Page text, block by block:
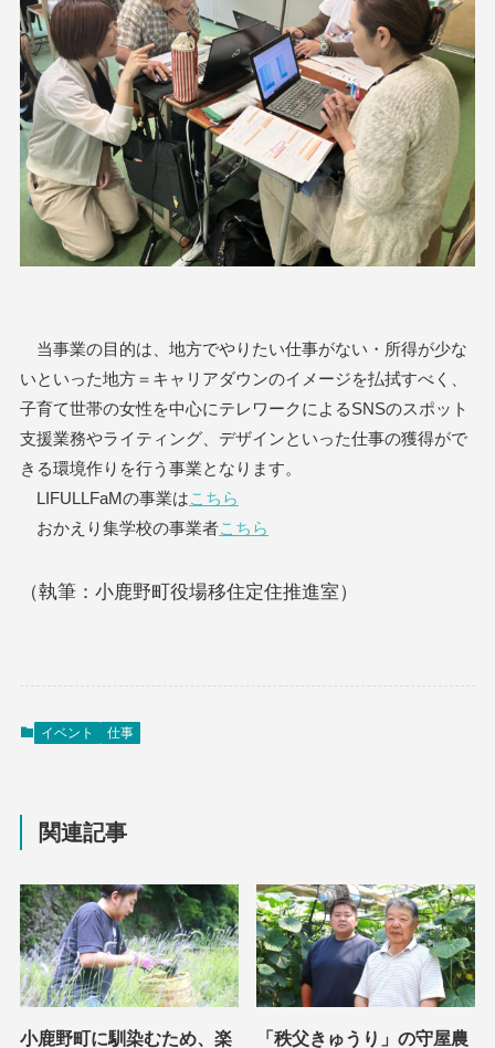
当事業の目的は、地方でやりたい仕事がない・所得が少な
いといった地方＝キャリアダウンのイメージを払拭すべく、
子育て世帯の女性を中心にテレワークによるSNSのスポット
支援業務やライティング、デザインといった仕事の獲得がで
きる環境作りを行う事業となります。
LIFULLFaMの事業はこちら
おかえり集学校の事業者こちら
（執筆：小鹿野町役場移住定住推進室）
イベント 仕事
関連記事
小鹿野町に馴染むため、楽 「秩父きゅうり」の守屋農